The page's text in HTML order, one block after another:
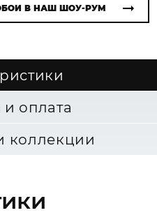
В НАШ ШОУ-РУМ
и оплата
коллекции